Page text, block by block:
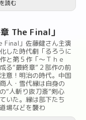
読む
The Final」
Final」佐藤健さん主演
した時代劇「るろうに
と第５作「～Ｔｈｅ
る“最終章”２部作の前
意！明治の時代。中国
人・雪代縁は自身の
“人斬り抜刀斎”剣心
いた。縁は部下たち
場などを襲わ